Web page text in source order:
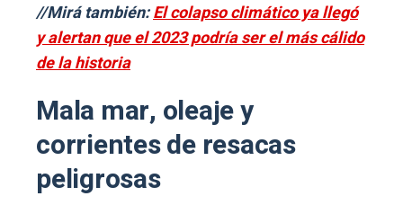
//Mirá también:El colapso climático ya llegó
y alertan que el 2023 podría ser el más cálido
de la historia
Mala mar, oleaje y
corrientes de resacas
peligrosas